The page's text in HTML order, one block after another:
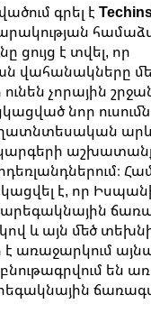
գրել է
ցույց է տվել, որ
վահանակները
չորային
նոր
է, որ
և այն մեծ
է առաջարկում
են